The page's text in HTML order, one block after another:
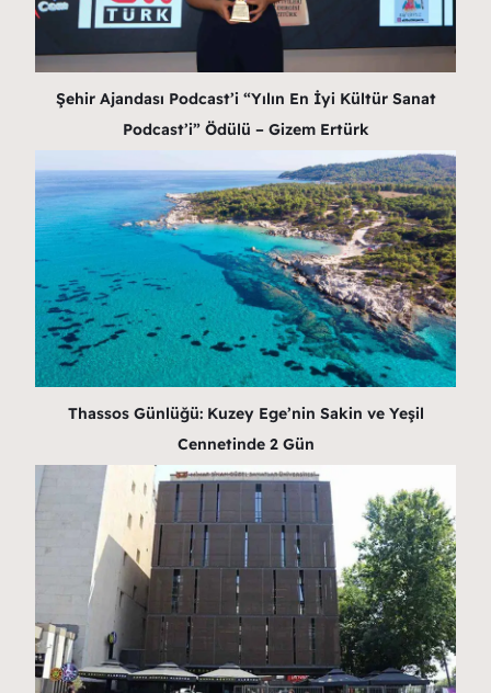
Şehir Ajandası Podcast’i “Yılın En İyi Kültür Sanat
Podcast’i” Ödülü – Gizem Ertürk
Thassos Günlüğü: Kuzey Ege’nin Sakin ve Yeşil
Cennetinde 2 Gün